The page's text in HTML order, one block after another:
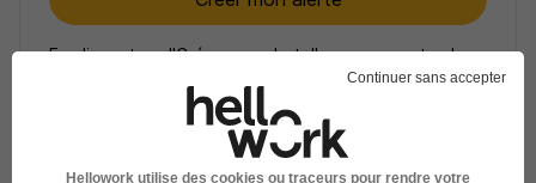
En cliquant sur "Créer mon alerte", vous acceptez les
et déclarez avoir pris connaissance de la
politique de protection des données du site
Continuer sans accepter
Hellowork utilise des cookies ou traceurs pour rendre votre